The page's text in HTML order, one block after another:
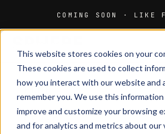
This website stores cookies on your
These cookies are used to collect
how you interact with our website and
remember you. We use this
improve and customize your browsing
and for analytics and metrics about
HOME
MEDIA